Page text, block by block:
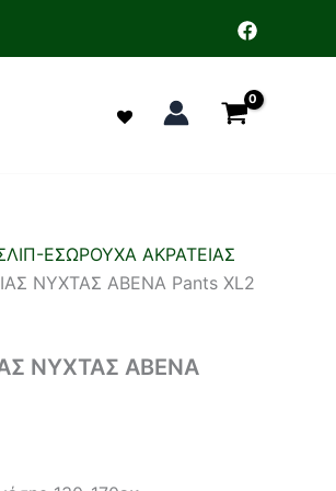
ΕΣΩΡΟΥΧΑ ΑΚΡΑΤΕΙΑΣ
ΝΥΧΤΑΣ ABENA Pants XL2
ΝΥΧΤΑΣ ABENA